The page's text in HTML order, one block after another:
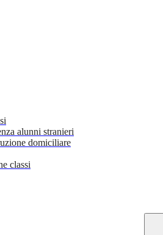
alunni stranieri
domiciliare
classi